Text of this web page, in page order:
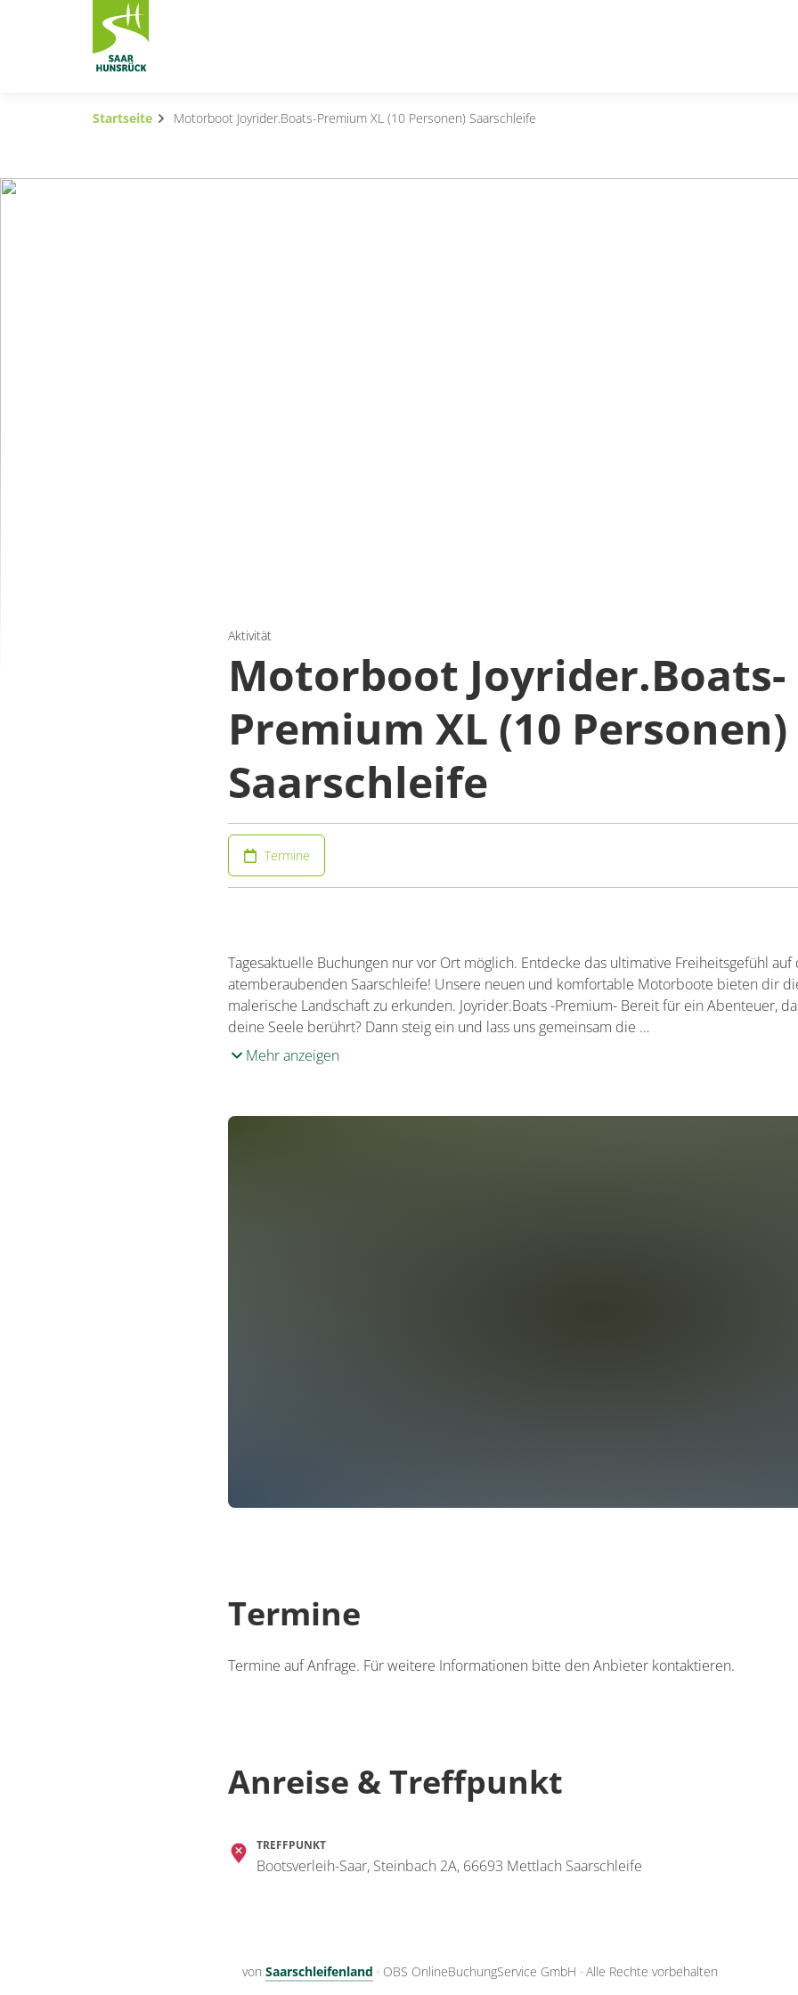
Zum Hauptinhalt springen
Subnavigation umschalten
Startseite Motorboot Joyrider.Boats-Premium XL (10 Personen) Saarschleife
Aktivität
Motorboot Joyrider.Boats-
Premium XL (10 Personen)
Saarschleife
Termine
Tagesaktuelle Buchungen nur vor Ort möglich. Entdecke das ultimative Freiheitsgefühl
atemberaubenden Saarschleife! Unsere neuen und komfortable Motorboote bieten dir
malerische Landschaft zu erkunden. Joyrider.Boats -Premium- Bereit für ein Abenteuer,
deine Seele berührt? Dann steig ein und lass uns gemeinsam die …
Mehr anzeigen
Termine
Termine auf Anfrage. Für weitere Informationen bitte den Anbieter kontaktieren.
Anreise & Treffpunkt
TREFFPUNKT
Bootsverleih-Saar, Steinbach 2A, 66693 Mettlach Saarschleife
von Saarschleifenland · OBS OnlineBuchungService GmbH · Alle Rechte vorbehalten